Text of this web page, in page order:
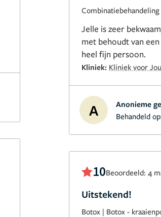
Jelle is zeer
met behoudt van
heel fijn persoon.
Kliniek: Kliniek voor Jou
A
Anonieme
Behandeld
10Beoordeeld: 4
Uitstekend!
Botox | Botox -